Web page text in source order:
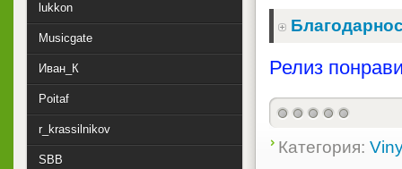
Релиз
Категория:
lukkon
Musicgate
Иван_К
Poitaf
r_krassilnikov
SBB